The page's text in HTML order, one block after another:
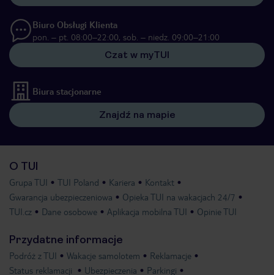
Biuro Obsługi Klienta
pon. – pt. 08:00–22:00, sob. – niedz. 09:00–21:00
Czat w myTUI
Biura stacjonarne
Znajdź na mapie
O TUI
Grupa TUI TUI Poland Kariera
Kontakt
Gwarancja ubezpieczeniowa
Opieka TUI na wakacjach 24/7
TUI.cz
Dane osobowe Aplikacja mobilna TUI Opinie TUI
Przydatne informacje
Podróż z TUI Wakacje samolotem
Reklamacje
Status reklamacji
Ubezpieczenia Parkingi